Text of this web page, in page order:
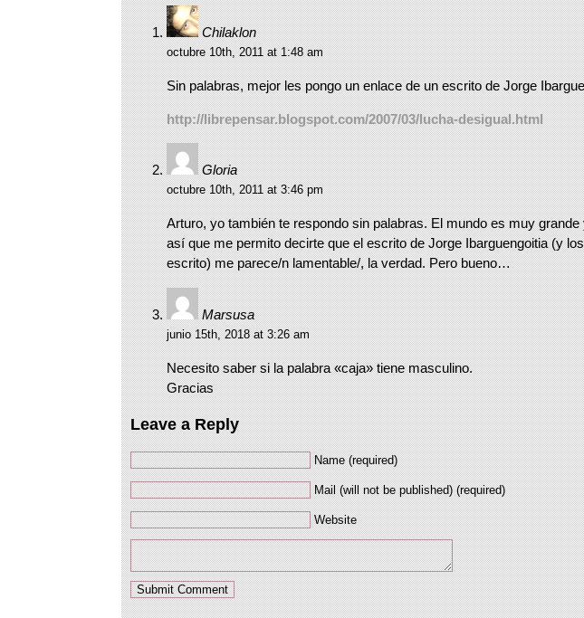
Chilaklon
octubre 10th, 2011 at 1:48 am
Sin palabras, mejor les pongo un enlace de un escrito de Jorge
http://librepensar.blogspot.com/2007/03/lucha-desigual.html
Gloria
octubre 10th, 2011 at 3:46 pm
Arturo, yo también te respondo sin palabras. El mundo es muy
así que me permito decirte que el escrito de Jorge Ibarguengoitia (y
escrito) me parece/n lamentable/, la verdad. Pero bueno…
Marsusa
junio 15th, 2018 at 3:26 am
Necesito saber si la palabra «caja» tiene masculino.
Gracias
Leave a Reply
Name (required)
Mail (will not be published) (required)
Website